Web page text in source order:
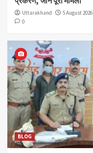
Uttarakhand
5 August 2026
0
BLOG